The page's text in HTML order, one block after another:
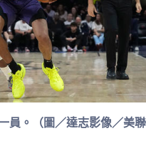
員。（圖／達志影像／美聯